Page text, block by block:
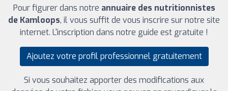
Pour figurer dans notre annuaire des nutritionnistes
de Kamloops, il vous suffit de vous inscrire sur notre site
internet. L'inscription dans notre guide est gratuite !
Ajoutez votre profil professionnel gratuitement
Si vous souhaitez apporter des modifications aux